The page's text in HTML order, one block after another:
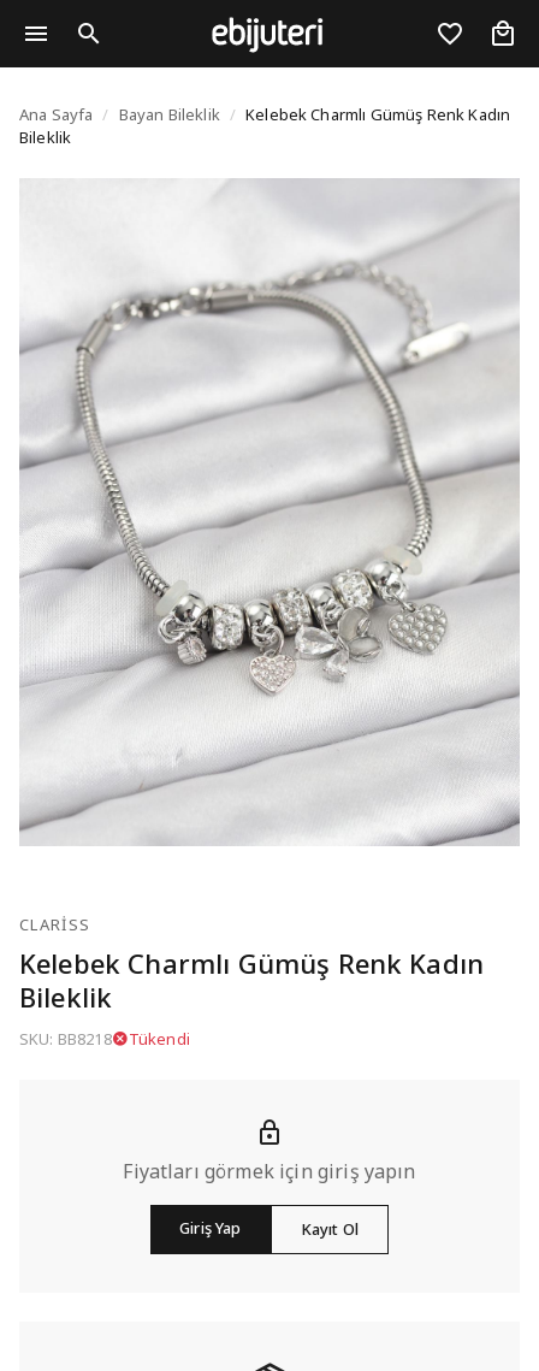
Kelebek Charmlı
Ana Sayfa / Bayan Bileklik / Kelebek Charmlı Gümüş Renk Kadın
Bileklik
CLARISS
Kelebek Charmlı Gümüş Renk Kadın
Bileklik
SKU: BB8218 Tükendi
Fiyatları görmek için giriş yapın
Giriş Yap Kayıt Ol